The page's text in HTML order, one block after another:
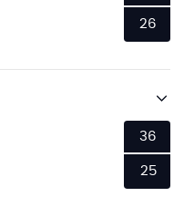
26
36
25